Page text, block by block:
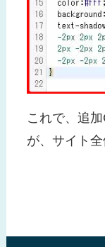
これで、追
が、サイト全